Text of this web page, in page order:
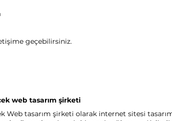
geçebilirsiniz.
web tasarım şirketi
Web tasarım şirketi olarak internet sitesi